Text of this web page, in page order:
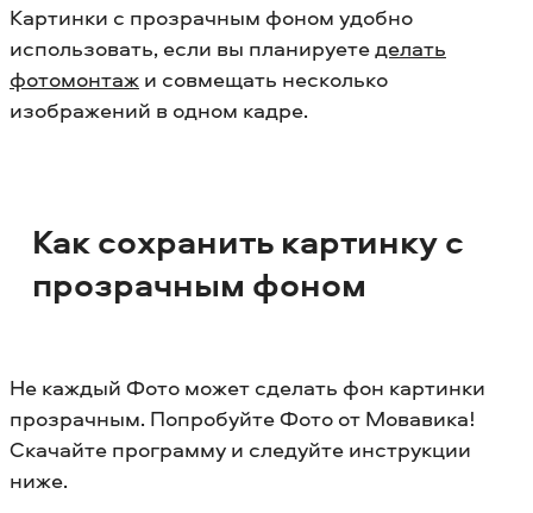
Картинки с прозрачным фоном удобно
использовать, если вы планируетеделать
фотомонтаж и совмещать несколько
изображений в одном кадре.
Как сохранить картинку с
прозрачным фоном
Не каждый Фото может сделать фон картинки
прозрачным. Попробуйте Фото от Мовавика!
Скачайте программу и следуйте инструкции
ниже.